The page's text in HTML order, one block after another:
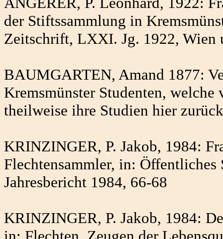
der Stiftssammlung in
Zeitschrift, LXXI. Jg. 1922, Wien
BAUMGARTEN, Amand 1877:
Kremsmünster Studenten,
theilweise ihre Studien hier
KRINZINGER, P. Jakob, 1984:
Flechtensammler, in:
Jahresbericht 1984, 66-68
KRINZINGER, P. Jakob, 1984: